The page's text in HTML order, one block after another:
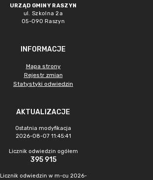
URZĄD GMINY RASZYN
ul. Szkolna 2a
05-090 Raszyn
INFORMACJE
Mapa strony
Rejestr zmian
Statystyki odwiedzin
AKTUALIZACJE
Ostatnia modyfikacja
2026-08-07 11:45:41
Licznik odwiedzin ogółem
395 915
Licznik odwiedzin w m-cu 2026-